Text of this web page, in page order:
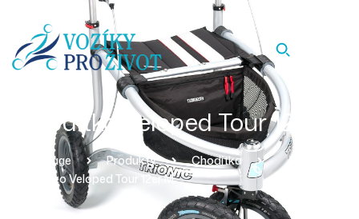
Chodítko Veloped Tour 12er M
Homepage Produkty
Chodítka
Chodítko Veloped Tour 12er M